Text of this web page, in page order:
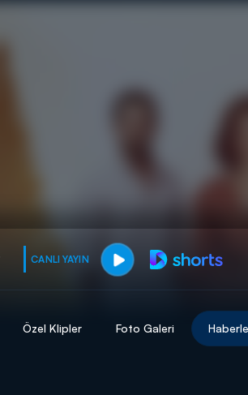
CANLI YAYIN
muhteşem ikili
Özel Klipler Foto Galeri